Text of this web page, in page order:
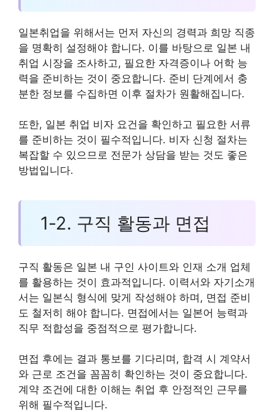
일본취업을 위해서는 먼저 자신의 경력과 희망 직종
을 명확히 설정해야 합니다. 이를 바탕으로 일본 내
취업 시장을 조사하고, 필요한 자격증이나 어학 능
력을 준비하는 것이 중요합니다. 준비 단계에서 충
분한 정보를 수집하면 이후 절차가 원활해집니다.
또한, 일본 취업 비자 요건을 확인하고 필요한 서류
를 준비하는 것이 필수적입니다. 비자 신청 절차는
복잡할 수 있으므로 전문가 상담을 받는 것도 좋은
방법입니다.
1-2. 구직 활동과 면접
구직 활동은 일본 내 구인 사이트와 인재 소개 업체
를 활용하는 것이 효과적입니다. 이력서와 자기소개
서는 일본식 형식에 맞게 작성해야 하며, 면접 준비
도 철저히 해야 합니다. 면접에서는 일본어 능력과
직무 적합성을 중점적으로 평가합니다.
면접 후에는 결과 통보를 기다리며, 합격 시 계약서
와 근로 조건을 꼼꼼히 확인하는 것이 중요합니다.
계약 조건에 대한 이해는 취업 후 안정적인 근무를
위해 필수적입니다.